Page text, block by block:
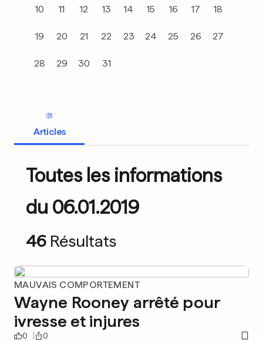
10 11 12 13 14 15 16 17 18
19 20 21 22 23 24 25 26 27
28 29 30 31
Articles
Toutes les informations
du 06.01.2019
46 Résultats
MAUVAIS COMPORTEMENT
Wayne Rooney arrêté pour
ivresse et injures
0 0